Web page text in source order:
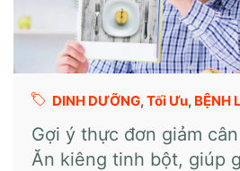
DINH DƯỠNG,Tối Ưu, BỆNH
Gợi ý thực đơn giảm
Ăn kiêng tinh bột, giúp